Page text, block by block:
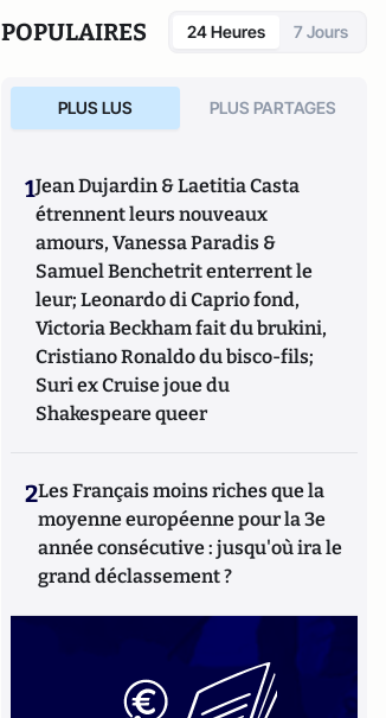
POPULAIRES 24 Heures 7 Jours
PLUS LUS PLUS PARTAGES
1Jean Dujardin & Laetitia Casta
étrennent leurs nouveaux
amours, Vanessa Paradis &
Samuel Benchetrit enterrent le
leur; Leonardo di Caprio fond,
Victoria Beckham fait du brukini,
Cristiano Ronaldo du bisco-fils;
Suri ex Cruise joue du
Shakespeare queer
2Les Français moins riches que la
moyenne européenne pour la 3e
année consécutive : jusqu'où ira le
grand déclassement ?